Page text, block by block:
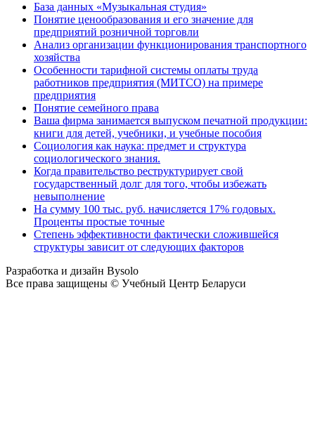
База данных «Музыкальная студия»
Понятие ценообразования и его значение для
предприятий розничной торговли
Анализ организации функционирования транспортного
хозяйства
Особенности тарифной системы оплаты труда
работников предприятия (МИТСО) на примере
предприятия
Понятие семейного права
Ваша фирма занимается выпуском печатной продукции:
книги для детей, учебники, и учебные пособия
Социология как наука: предмет и структура
социологического знания.
Когда правительство реструктурирует свой
государственный долг для того, чтобы избежать
невыполнение
На сумму 100 тыс. руб. начисляется 17% годовых.
Проценты простые точные
Степень эффективности фактически сложившейся
структуры зависит от следующих факторов
Разработка и дизайн Bysolo
Все права защищены © Учебный Центр Беларуси